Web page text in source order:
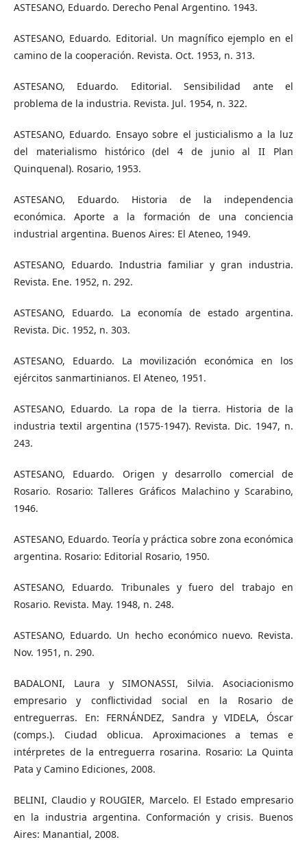
ASTESANO, Eduardo. Derecho Penal Argentino. 1943.
ASTESANO, Eduardo. Editorial. Un magnífico ejemplo en el
camino de la cooperación. Revista. Oct. 1953, n. 313.
ASTESANO, Eduardo. Editorial. Sensibilidad ante el
problema de la industria. Revista. Jul. 1954, n. 322.
ASTESANO, Eduardo. Ensayo sobre el justicialismo a la luz
del materialismo histórico (del 4 de junio al II Plan
Quinquenal). Rosario, 1953.
ASTESANO, Eduardo. Historia de la independencia
económica. Aporte a la formación de una conciencia
industrial argentina. Buenos Aires: El Ateneo, 1949.
ASTESANO, Eduardo. Industria familiar y gran industria.
Revista. Ene. 1952, n. 292.
ASTESANO, Eduardo. La economía de estado argentina.
Revista. Dic. 1952, n. 303.
ASTESANO, Eduardo. La movilización económica en los
ejércitos sanmartinianos. El Ateneo, 1951.
ASTESANO, Eduardo. La ropa de la tierra. Historia de la
industria textil argentina (1575-1947). Revista. Dic. 1947, n.
243.
ASTESANO, Eduardo. Origen y desarrollo comercial de
Rosario. Rosario: Talleres Gráficos Malachino y Scarabino,
1946.
ASTESANO, Eduardo. Teoría y práctica sobre zona económica
argentina. Rosario: Editorial Rosario, 1950.
ASTESANO, Eduardo. Tribunales y fuero del trabajo en
Rosario. Revista. May. 1948, n. 248.
ASTESANO, Eduardo. Un hecho económico nuevo. Revista.
Nov. 1951, n. 290.
BADALONI, Laura y SIMONASSI, Silvia. Asociacionismo
empresario y conflictividad social en la Rosario de
entreguerras. En: FERNÁNDEZ, Sandra y VIDELA, Óscar
(comps.). Ciudad oblicua. Aproximaciones a temas e
intérpretes de la entreguerra rosarina. Rosario: La Quinta
Pata y Camino Ediciones, 2008.
BELINI, Claudio y ROUGIER, Marcelo. El Estado empresario
en la industria argentina. Conformación y crisis. Buenos
Aires: Manantial, 2008.